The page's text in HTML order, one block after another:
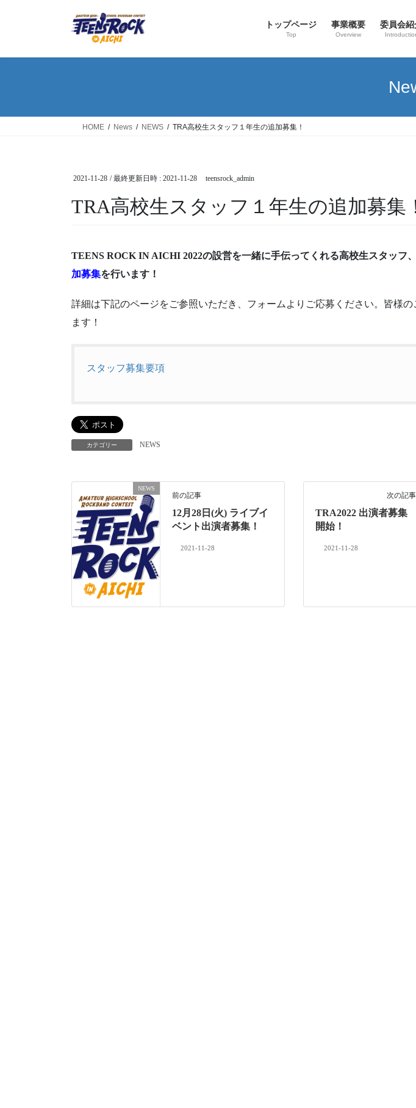
トップページ
Top
事業概要
Overview
委員会紹
HOME News NEWS TRA高校生スタッフ１年生の追加募集！
2021-11-28 / 最終更新日時 : 2021-11-28 teensrock_admin
TRA高校生スタッフ１年生の追加募集
TEENS ROCK IN AICHI 2022の設営を一緒に手伝ってくれる高校生スタッフ、
加募集を行います！
詳細は下記のページをご参照いただき、フォームよりご応募ください。皆様の
ます！
スタッフ募集要項
カテゴリー NEWS
NEWS
前の記事
12月28日(火) ライブイ
ベント出演者募集！
2021-11-28
次の記事
TRA2022 出演者募集
開始！
2021-11-28